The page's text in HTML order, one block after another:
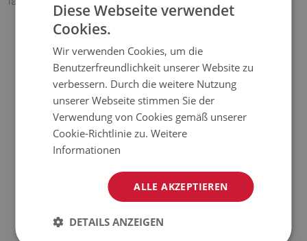
Vinyl verstärkt mit PES-Netz;
Die Teppiche sind nicht rutschfest;
Visualisierung abweichen.
ausgelegt. Wenn es auf einer weichen Oberfläche platziert
Diese Webseite verwendet
Cookies.
Wir verwenden Cookies, um die
Benutzerfreundlichkeit unserer Website zu
verbessern. Durch die weitere Nutzung
unserer Webseite stimmen Sie der
Verwendung von Cookies gemäß unserer
Cookie-Richtlinie zu.Weitere
Informationen
ALLE AKZEPTIEREN
DETAILS ANZEIGEN